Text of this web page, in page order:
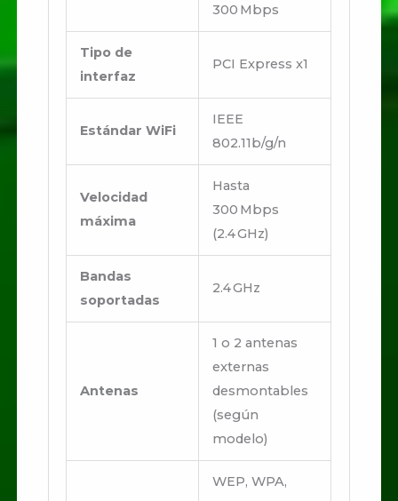
300 Mbps
Tipo de
interfaz
PCI Express x1
Estándar WiFi
IEEE
802.11b/g/n
Velocidad
máxima
Hasta
300 Mbps
(2.4 GHz)
Bandas
soportadas
2.4 GHz
Antenas
1 o 2 antenas
externas
desmontables
(según
modelo)
WEP, WPA,